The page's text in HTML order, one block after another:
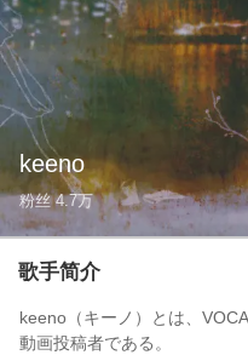
keeno
粉丝 4.7万
歌手简介
keeno（キーノ）とは、
動画投稿者である。